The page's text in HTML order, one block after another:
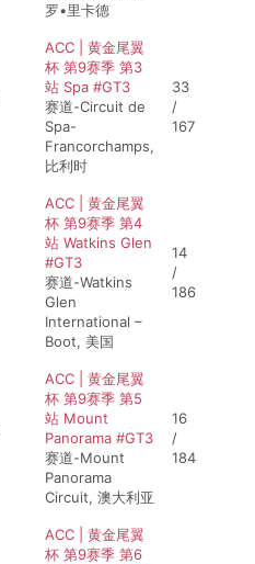
罗•里卡德
ACC | 黄金尾翼
杯 第9赛季 第3
站 Spa #GT3
赛道-Circuit de
Spa-
Francorchamps,
比利时
33
/
167
ACC | 黄金尾翼
杯 第9赛季 第4
站 Watkins Glen
#GT3
赛道-Watkins
Glen
International –
Boot, 美国
14
/
186
ACC | 黄金尾翼
杯 第9赛季 第5
站 Mount
Panorama #GT3
赛道-Mount
Panorama
Circuit, 澳大利亚
16
/
184
ACC | 黄金尾翼
杯 第9赛季 第6